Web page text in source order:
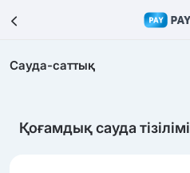
Сауда-саттық
Қоғамдық сауда тізілімі